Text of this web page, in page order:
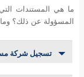
ما هي المستندات
المسؤولة عن ذلك؟
تسجيل شركة